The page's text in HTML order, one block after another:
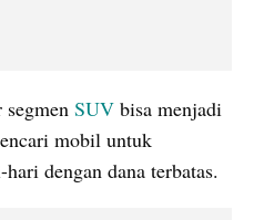
segmen SUV bisa menjadi
mobil untuk
dengan dana terbatas.